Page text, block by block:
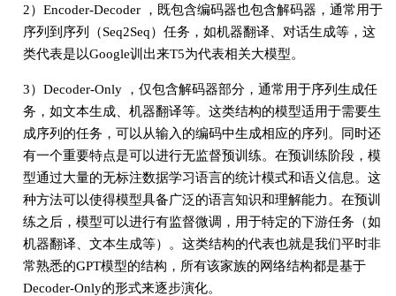
2）Encoder-Decoder ，既包含编码器也包含解码器，通常用于
序列到序列（Seq2Seq）任务，如机器翻译、对话生成等，这
类代表是以Google训出来T5为代表相关大模型。
3）Decoder-Only ，仅包含解码器部分，通常用于序列生成任
务，如文本生成、机器翻译等。这类结构的模型适用于需要生
成序列的任务，可以从输入的编码中生成相应的序列。同时还
有一个重要特点是可以进行无监督预训练。在预训练阶段，模
型通过大量的无标注数据学习语言的统计模式和语义信息。这
种方法可以使得模型具备广泛的语言知识和理解能力。在预训
练之后，模型可以进行有监督微调，用于特定的下游任务（如
机器翻译、文本生成等）。这类结构的代表也就是我们平时非
常熟悉的GPT模型的结构，所有该家族的网络结构都是基于
Decoder-Only的形式来逐步演化。